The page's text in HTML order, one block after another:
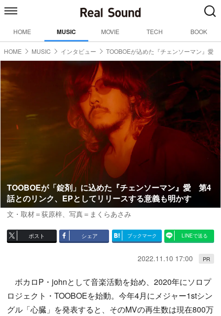
HOME MUSIC MOVIE TECH BOOK
HOME MUSIC インタビュー TOOBOEが込めた『チェンソーマン』愛
TOOBOEが「錠剤」に込めた『チェンソーマン』愛 第4
話とのリンク、EPとしてリリースする意義も明かす
文・取材＝荻原梓、 写真＝まくらあさみ
ポスト シェア ブックマーク LINEで送る
2022.11.10 17:00 PR
ボカロP・johnとして音楽活動を始め、2020年にソロプ
ロジェクト・TOOBOEを始動。今年4月にメジャー1stシン
グル「心臓」を発表すると、そのMVの再生数は現在800万